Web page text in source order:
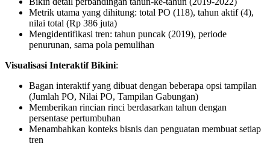
Metrik utama yang dihitung: total PO (118), tahun aktif (4),
nilai total (Rp 386 juta)
Mengidentifikasi tren: tahun puncak (2019), periode
penurunan, sama pola pemulihan
Visualisasi Interaktif Bikini:
Bagan interaktif yang dibuat dengan beberapa opsi tampilan
(Jumlah PO, Nilai PO, Tampilan Gabungan)
Memberikan rincian rinci berdasarkan tahun dengan
persentase pertumbuhan
Menambahkan konteks bisnis dan penguatan membuat setiap
tren